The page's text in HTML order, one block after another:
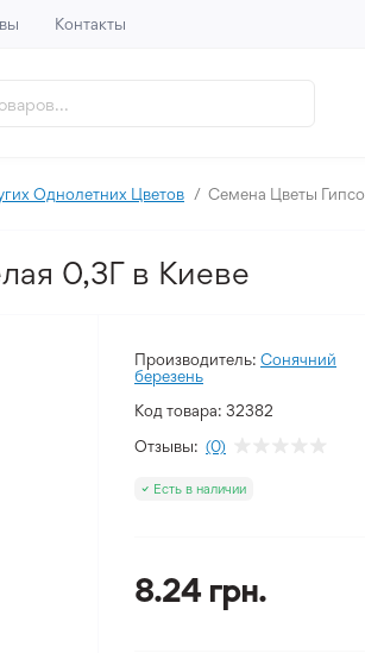
Контакты
Однолетних Цветов Семена Цветы
0,3Г в Киеве
Производитель: Сонячний
березень
Код товара: 32382
Отзывы: (0)
Есть в наличии
8.24 грн.